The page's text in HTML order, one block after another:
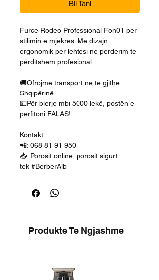
Bli Tani
Furce Rodeo Professional Fon01 per
stilimin e mjekres. Me dizajn
ergonomik per lehtesi ne perderim te
perditshem profesional
🚚Ofrojmë transport në të gjithë
Shqipërinë
💵Për blerje mbi 5000 lekë, postën e
përfitoni FALAS!
Kontakt:
📲: 068 81 91 950
📥: Porosit online, porosit sigurt
tek #BerberAlb
Produkte Te Ngjashme